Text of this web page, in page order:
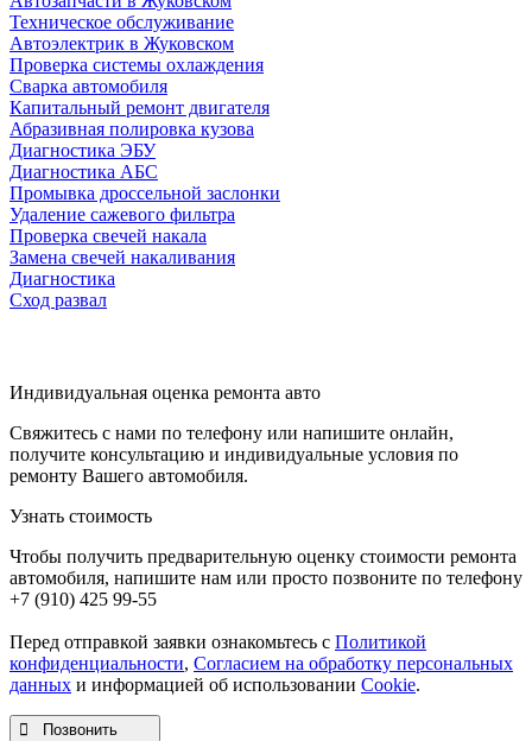
Техническое обслуживание
Автоэлектрик в Жуковском
Проверка системы охлаждения
Сварка автомобиля
Капитальный ремонт двигателя
Абразивная полировка кузова
Диагностика ЭБУ
Диагностика АБС
Промывка дроссельной заслонки
Удаление сажевого фильтра
Проверка свечей накала
Замена свечей накаливания
Диагностика
Сход развал
Индивидуальная оценка ремонта авто
Свяжитесь с нами по телефону или напишите онлайн,
получите консультацию и индивидуальные условия по
ремонту Вашего автомобиля.
Узнать стоимость
Чтобы получить предварительную оценку стоимости ремонта
автомобиля, напишите нам или просто позвоните по телефону
+7 (910) 425 99-55
Перед отправкой заявки ознакомьтесь с Политикой
конфиденциальности, Согласием на обработку персональных
данных и информацией об использовании Cookie.
 Позвонить